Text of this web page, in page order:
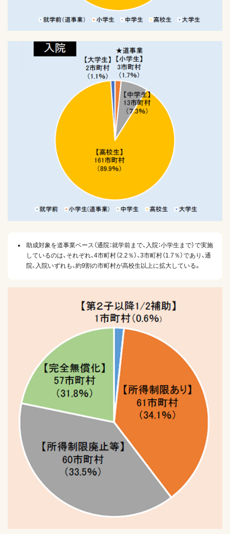
助成対象を道事業ベース（通院：就学前まで、入院：小学生まで）で実施
しているのは、それぞれ、4市町村（2.2％）、3市町村（1.7％）であり、通
院、入院いずれも、約9割の市町村が高校生以上に拡大している。